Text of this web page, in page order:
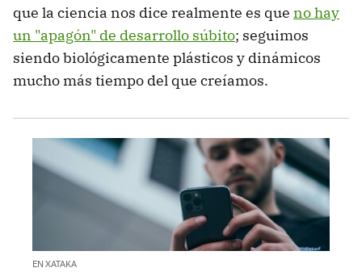
que la ciencia nos dice realmente es que no hay
un "apagón" de desarrollo súbito; seguimos
siendo biológicamente plásticos y dinámicos
mucho más tiempo del que creíamos.
EN XATAKA